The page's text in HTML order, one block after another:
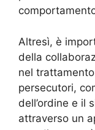
Altresì, è
della
nel
persecutori,
dell’ordine e il
attraverso un